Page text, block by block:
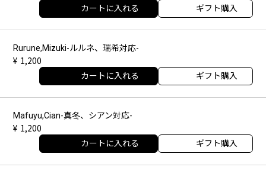
カートに入れる ギフト購入
Rurune,Mizuki-ルルネ、瑞希対応-
1,200
カートに入れる ギフト購入
Mafuyu,Cian-真冬、シアン対応-
1,200
カートに入れる ギフト購入